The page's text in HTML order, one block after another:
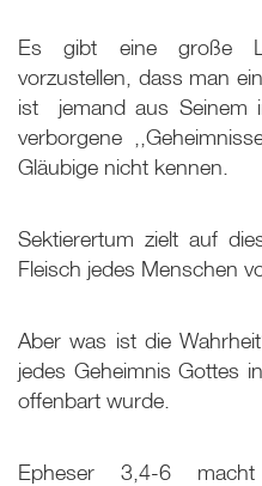
Es gibt eine große
vorzustellen, dass man
ist ­ jemand aus Seinem
verborgene
Gläubige nicht kennen.
Sektierertum zielt auf
Fleisch jedes Menschen
Aber was ist die
jedes Geheimnis Gottes
offenbart wurde.
Epheser 3,4-6